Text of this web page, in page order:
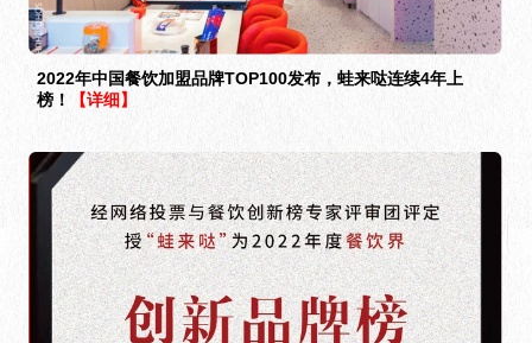
2022年中国餐饮加盟品牌TOP100发布，蛙来哒连续4年上
榜！
【详细】